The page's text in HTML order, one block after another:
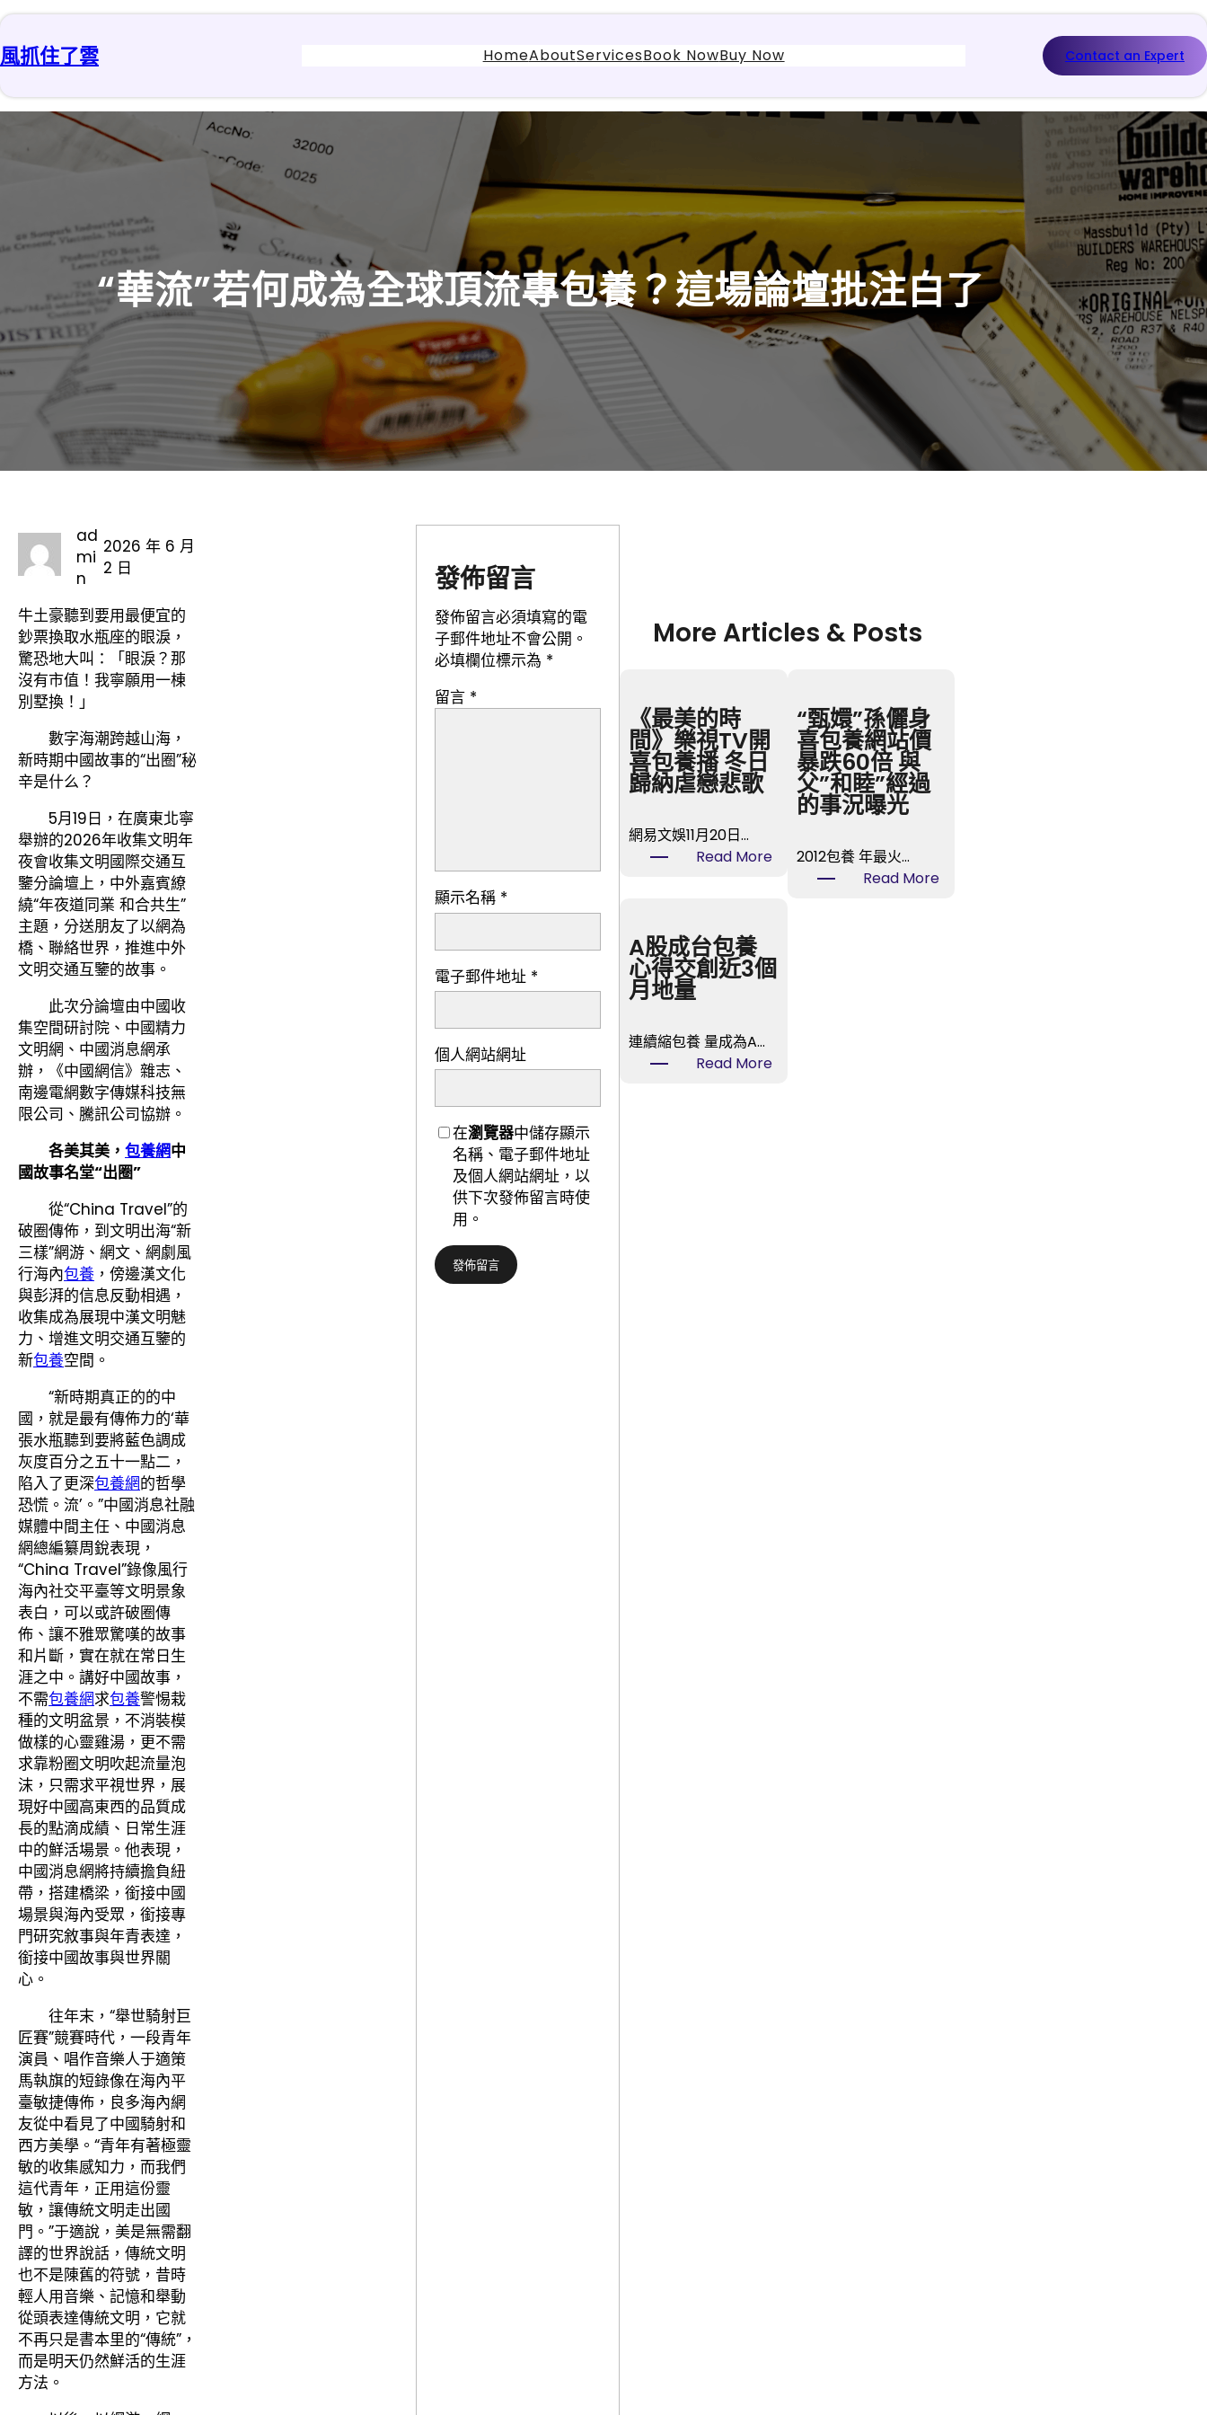
跳
主
內
容
風抓住了雲 HomeAboutServicesBook NowBuy Now Contact an Expert
“華流”若何成為全球頂流專包養？這場論壇批注白了
ad
mi
n
2026 年 6 月
2 日
牛土豪聽到要用最便宜的
鈔票換取水瓶座的眼淚，
驚恐地大叫：「眼淚？那
沒有市值！我寧願用一棟
別墅換！」
數字海潮跨越山海，
新時期中國故事的“出圈”秘
辛是什么？
5月19日，在廣東北寧
舉辦的2026年收集文明年
夜會收集文明國際交通互
鑒分論壇上，中外嘉賓繚
繞“年夜道同業 和合共生”
主題，分送朋友了以網為
橋、聯絡世界，推進中外
文明交通互鑒的故事。
此次分論壇由中國收
集空間研討院、中國精力
文明網、中國消息網承
辦，《中國網信》雜志、
南邊電網數字傳媒科技無
限公司、騰訊公司協辦。
各美其美， 包養網中
國故事名堂“出圈”
從“China Travel”的
破圈傳佈，到文明出海“新
三樣”網游、網文、網劇風
行海內包養 ，傍邊漢文化
與彭湃的信息反動相遇，
收集成為展現中漢文明魅
力、增進文明交通互鑒的
新包養空間。
“新時期真正的的中
國，就是最有傳佈力的‘華
張水瓶聽到要將藍色調成
灰度百分之五十一點二，
陷入了更深包養網的哲學
恐慌。流’。”中國消息社融
媒體中間主任、中國消息
網總編纂周銳表現，
“China Travel”錄像風行
海內社交平臺等文明景象
表白，可以或許破圈傳
佈、讓不雅眾驚嘆的故事
和片斷，實在就在常日生
涯之中。講好中國故事，
不需包養網求包養警惕栽
種的文明盆景，不消裝模
做樣的心靈雞湯，更不需
求靠粉圈文明吹起流量泡
沫，只需求平視世界，展
現好中國高東西的品質成
長的點滴成績、日常生涯
中的鮮活場景。他表現，
中國消息網將持續擔負紐
帶，搭建橋梁，銜接中國
場景與海內受眾，銜接專
門研究敘事與年青表達，
銜接中國故事與世界關
心。
往年末，“舉世騎射巨
匠賽”競賽時代，一段青年
演員、唱作音樂人于適策
馬執旗的短錄像在海內平
臺敏捷傳佈，良多海內網
友從中看見了中國騎射和
西方美學。“青年有著極靈
敏的收集感知力，而我們
這代青年，正用這份靈
敏，讓傳統文明走出國
門。”于適說，美是無需翻
譯的世界說話，傳統文明
也不是陳舊的符號，昔時
輕人用音樂、記憶和舉動
從頭表達傳統文明，它就
不再只是書本里的“傳統”，
而是明天仍然鮮活的生涯
方法。
發佈留言
發佈留言必須填寫的電
子郵件地址不會公開。
必填欄位標示為 *
留言 *
顯示名稱 *
電子郵件地址 *
個人網站網址
在瀏覽器中儲存顯示
名稱、電子郵件地址
及個人網站網址，以
供下次發佈留言時使
用。
More Articles & Posts
《最美的時
間》樂視TV開
喜包養播 冬日
歸納虐戀悲歌
網易文娛11月20日…
Read More:
間》
樂
喜
“甄嬛”孫儷身
喜包養網站價
暴跌60倍 與
父”和睦”經過
的事況曝光
2012包養 年最火…
Read More:
A股成台包養
心得交創近3個
月地量
連續縮包養 量成為A…
Read More: